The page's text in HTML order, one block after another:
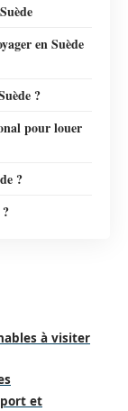
en Suède
?
pour louer
?
à visiter
et